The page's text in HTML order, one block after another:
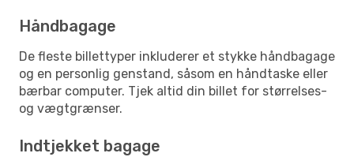
Håndbagage
De fleste billettyper inkluderer et stykke håndbagage
og en personlig genstand, såsom en håndtaske eller
bærbar computer. Tjek altid din billet for størrelses-
og vægtgrænser.
Indtjekket bagage